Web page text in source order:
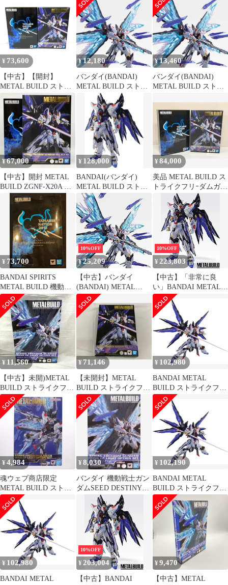
TAMASHII
NATION2018限定カラｰ
機動戦士ガンダムSEED
DESTINY
ム 光の翼オプションセ
ット SOUL BLUE Ver.
ム 光の翼オプションセ
ット SOUL BLUE Ver.
¥ 73,600
【中古】【開封】
METAL BUILD ストラ
イクフリーダムガンダ
ム SOUL BLUE Ver. 機
動戦士ガンダムSEED
DESTINY[95]
¥12,180
バンダイ(BANDAI)
METAL BUILD ストラ
イクフリーダムガンダ
ム 光の翼オプションセ
ット SOUL BLUE Ver.
¥13,460
バンダイ(BANDAI)
METAL BUILD ストラ
ット SOUL BLUE Ver.
¥67,000
【中古】開封 METAL
BUILD ZGNF-X20A ス
トライクフリーダムガ
ンダム SOUL BLUE
Ver. バンダイ 機動戦士
ガンダムSEED
DESTINY[17]
¥ 128,000
BANDAI(バンダイ)
METAL BUILD ストラ
イクフリーダムガンダ
ム SOUL BLUE Ver. 輸
送箱未開封
【109051383001】
¥84,000
美品 METAL BUILD ス
トライクフリｰダムガン
ダム SOUL BLUE Ver.
TAMASHII
NATION2018限定カラｰ
機動戦士ガンダムSEED
DESTINY
¥ 73,700
BANDAI SPIRITS
METAL BUILD 機動戦
士ガンダムSEED
DESTINY ストライクフ
リーダムガンダム
SOUL BLUE Ver
10%OFF
¥25,209
【中古】バンダイ
(BANDAI) METAL
BUILD ストライクフリ
ーダムガンダム 光の翼
オプションセット
SOUL BLUE Ver.
10%OFF
¥223,803
【中古】「非常に良
い」BANDAI METAL
BUILD ストライクフリ
ーダムガンダム SOUL
BLUE Ver. 『機動戦士
ガンダムSEED
DESTINY』(魂ネイシ
ョン2018、魂ウェブ商
店限定)
¥ 11,560
【中古】未開)METAL
BUILD ストライクフリ
ーダムガンダム 光の翼
オプションセット
SOUL BLUE Ver.[91]
¥71,146
【未開封】METAL
BUILD ストライクフリ
ーダムガンダム SOUL
BLUE 『機動戦士ガン
ダムSEED DESTINY』
(魂ネイシ
¥ 102,980
BANDAI METAL
BUILD ストライクフリ
ーダムガンダム SOUL
BLUE Ver. 『機動戦士
ガンダムSEED
DESTINY』(魂ネイシ
ョン2018、魂ウェブ商
店限定)
¥4,984
魂ウェブ商店限定
METAL BUILD ストラ
イクフリーダムガンダ
ム 光の翼オプションセ
ット[Re:PACKAGE] 機
動戦士ガンダムSEED
DESTINY(シード デス
ティニー) フィギュア
用アクセサリ バンダイ
スピリッツ
¥8,030
バンダイ 機動戦士ガン
ダムSEED DESTINY
METAL BUILD ストラ
イクフリーダムガンダ
ム 光の翼オプションセ
ット SOUL BLUE
¥ 102,190
BANDAI METAL
BUILD ストライクフリ
ーダムガンダム SOUL
BLUE Ver. 『機動戦士
ガンダムSEED
DESTINY』(魂ネイシ
ョン2018、魂ウェブ商
店限定)
¥ 102,980
BANDAI METAL
10%OFF
¥ 203,004
【中古】BANDAI
¥9,470
【中古】METAL